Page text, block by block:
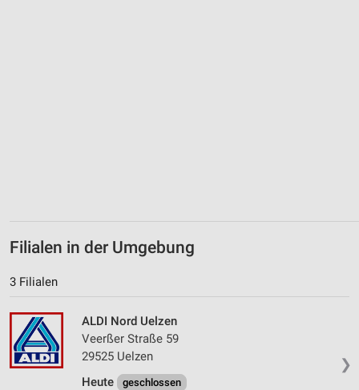
Filialen in der Umgebung
3 Filialen
❯
ALDI Nord Uelzen
Veerßer Straße 59
29525 Uelzen
Heute
geschlossen